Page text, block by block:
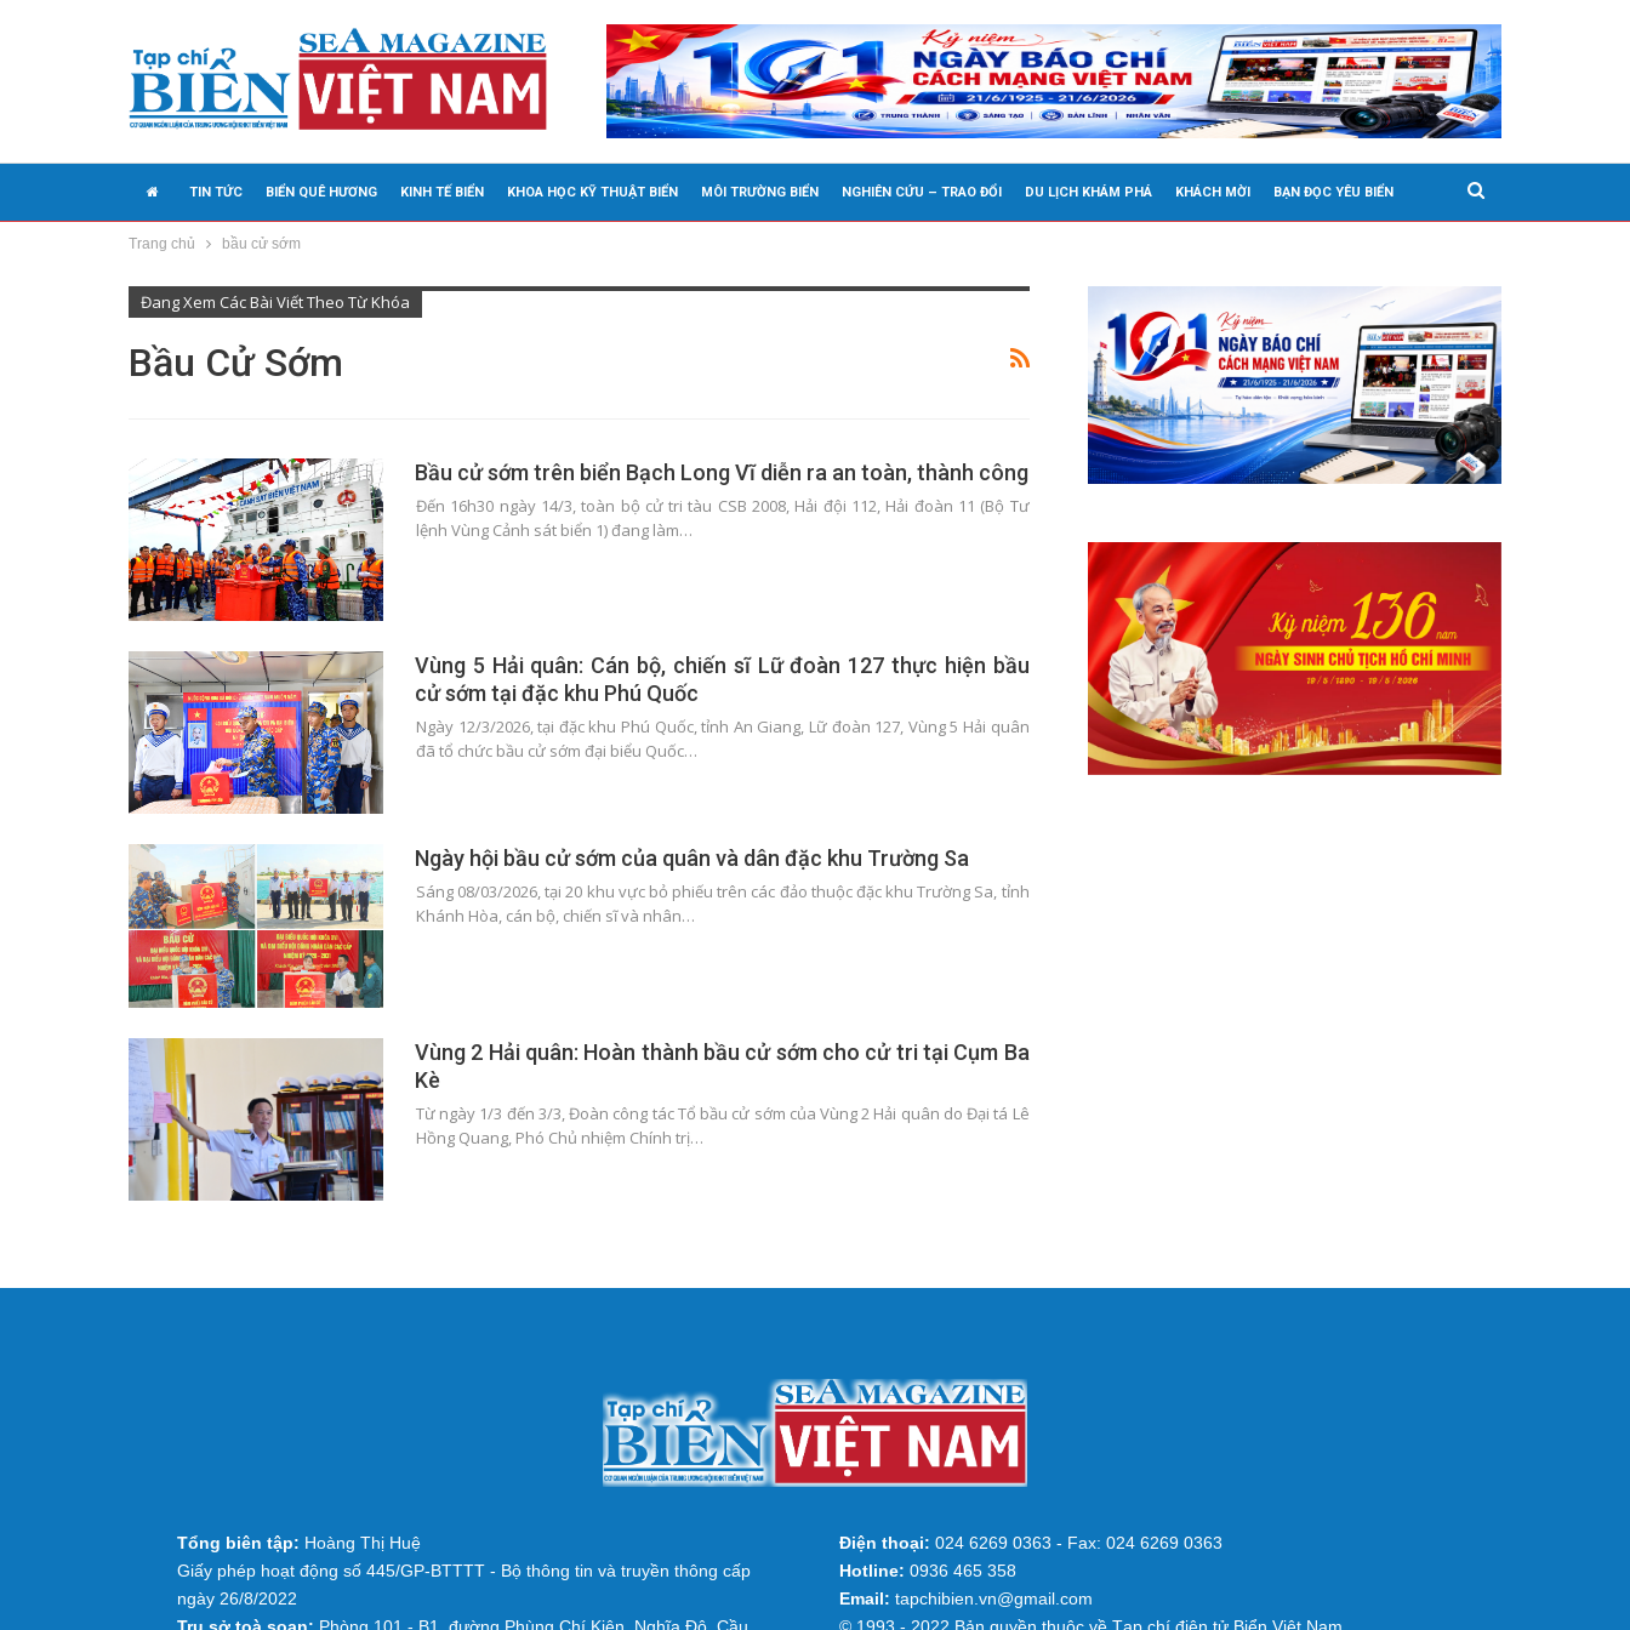
TIN TỨC BIỂN QUÊ HƯƠNG KINH TẾ BIỂN KHOA HỌC KỸ THUẬT BIỂN MÔI TRƯỜNG BIỂN NGHIÊN CỨU – TRAO ĐỔI DU LỊCH KHÁM PHÁ KHÁCH MỜI BẠN ĐỌC YÊU BIỂN
MEDIA
Trang chủ bầu cử sớm
Đang Xem Các Bài Viết Theo Từ Khóa
Bầu Cử Sớm
Bầu cử sớm trên biển Bạch Long Vĩ diễn ra an toàn, thành công
Đến 16h30 ngày 14/3, toàn bộ cử tri tàu CSB 2008, Hải đội 112, Hải đoàn 11 (Bộ Tư
lệnh Vùng Cảnh sát biển 1) đang làm…
Vùng 5 Hải quân: Cán bộ, chiến sĩ Lữ đoàn 127 thực hiện bầu
cử sớm tại đặc khu Phú Quốc
Ngày 12/3/2026, tại đặc khu Phú Quốc, tỉnh An Giang, Lữ đoàn 127, Vùng 5 Hải quân
đã tổ chức bầu cử sớm đại biểu Quốc…
Ngày hội bầu cử sớm của quân và dân đặc khu Trường Sa
Sáng 08/03/2026, tại 20 khu vực bỏ phiếu trên các đảo thuộc đặc khu Trường Sa, tỉnh
Khánh Hòa, cán bộ, chiến sĩ và nhân…
Vùng 2 Hải quân: Hoàn thành bầu cử sớm cho cử tri tại Cụm Ba
Kè
Từ ngày 1/3 đến 3/3, Đoàn công tác Tổ bầu cử sớm của Vùng 2 Hải quân do Đại tá Lê
Hồng Quang, Phó Chủ nhiệm Chính trị…
Tổng biên tập: Hoàng Thị Huệ
Giấy phép hoạt động số 445/GP-BTTTT - Bộ thông tin và truyền thông cấp
ngày 26/8/2022
Trụ sở toà soạn: Phòng 101 - B1, đường Phùng Chí Kiên, Nghĩa Đô, Cầu
Điện thoại: 024 6269 0363 - Fax: 024 6269 0363
Hotline: 0936 465 358
Email: tapchibien.vn@gmail.com
© 1993 - 2022 Bản quyền thuộc về Tạp chí điện tử Biển Việt Nam.